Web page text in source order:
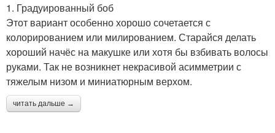
1. Градуированный боб
Этот вариант особенно хорошо сочетается с
колорированием или милированием. Старайся делать
хороший начёс на макушке или хотя бы взбивать волосы
руками. Так не возникнет некрасивой асимметрии с
тяжелым низом и миниатюрным верхом.
читать дальше →